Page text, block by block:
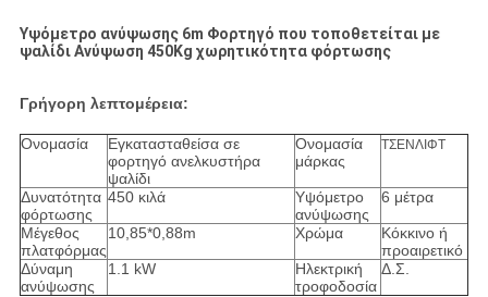
Υψόμετρο ανύψωσης 6m Φορτηγό που τοποθετείται με
ψαλίδι Ανύψωση 450Kg χωρητικότητα φόρτωσης
Γρήγορη λεπτομέρεια:
Ονομασία
Εγκατασταθείσα σε
φορτηγό ανελκυστήρα
ψαλίδι
Ονομασία
μάρκας
ΤΣΕΝΛΙΦΤ
Δυνατότητα
φόρτωσης
450 κιλά
Υψόμετρο
ανύψωσης
6 μέτρα
Μέγεθος
πλατφόρμας
10,85*0,88m Χρώμα
Κόκκινο ή
προαιρετικό
Δύναμη
ανύψωσης
1.1 kW
Ηλεκτρική
τροφοδοσία
Δ.Σ.